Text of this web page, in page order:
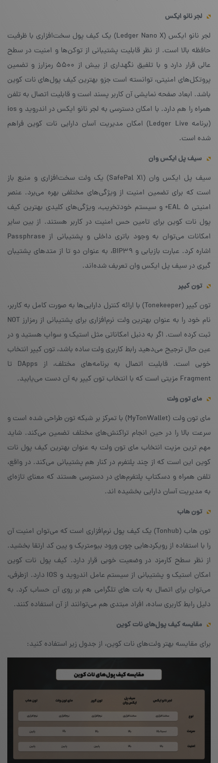
لجر نانو ایکس
لجر نانو ایکس (Ledger Nano X) یک کیف پول سخت‌افزاری با ظرفیت
حافظه بالا است. از نظر قابلیت پشتیبانی از توکن‌ها و امنیت در سطح
عالی قرار دارد و با تلفیق نگهداری از بیش از ۵۵۰۰ رمزارز و تضمین
پروتکل‌های امنیتی، توانسته است جزو بهترین کیف پول‌های نات کوین
باشد. ابعاد صفحه نمایشی آن کاربر پسند است و قابلیت اتصال به تلفن
همراه را هم دارد. با امکان دسترسی به لجر نانو ایکس در اندروید و ios
(برنامه Ledger Live) امکان مدیریت آسان دارایی نات کوین فراهم
شده است.
سیف پل ایکس وان
سیف پل ایکس وان (SafePal X1) یک ولت سخت‌افزاری و منبع باز
است که برای تضمین امنیت از ویژگی‌های مختلفی بهره می‌برد. عنصر
امنیتی ۵ EAL+ و سیستم خودتخریب، ویژگی‌های کلیدی بهترین کیف
پول نات کوین برای تامین حس امنیت در کاربر هستند. از بین سایر
امکانات می‌توان به وجود باتری داخلی و پشتیبانی از Passphrase
اشاره کرد. عبارت بازیابی و BIP39، به عنوان دو تا از متدهای پشتیبان
گیری در سیف پل ایکس وان تعریف شده‌اند.
تون کیپر
تون کیپر (Tonekeeper) با ارائه کنترل دارایی‌ها به صورت کامل به کاربر،
نام خود را به عنوان بهترین ولت نرم‌افزاری برای پشتیبانی از رمزارز NOT
ثبت کرده است. اگر به دنبل امکاناتی مثل استیک و سواپ هستید و در
عین حال ترجیح می‌دهید رابط کاربری ولت ساده باشد، تون کیپر انتخاب
خوبی است. قابلیت اتصال به برنامه‌های مختلف، از DApps تا
Fragment مزیتی است که با انتخاب تون کیپر به آن دست می‌یابید.
مای تون ولت
مای تون ولت (MyTonWallet) با تمرکز بر شبکه تون طراحی شده است و
سرعت بالا را در حین انجام تراکنش‌های مختلف تضمین می‌کند. شاید
مهم ترین مزیت انتخاب مای تون ولت به عنوان بهترین کیف پول نات
کوین این است که از چند پلتفرم در کنار هم پشتیبانی می‌کند. در واقع،
تلفن همراه و دسکتاپ پلتفرم‌های در دسترسی هستند که معنای تازه‌ای
به مدیریت آسان دارایی بخشیده اند.
تون هاب
تون هاب (Tonhub) یک کیف پول نرم‌افزاری است که می‌توان امنیت آن
را با استفاده از رویکردهایی چون ورود بیومتریک و پین کد ارتقا بخشید.
از نظر سطح کارمزد در وضعیت خوبی قرار دارد. کیف پول نات کوین
امکان استیک و پشتیبانی از سیستم عامل اندروید و IOS دارد. از‌طرفی،
می‌توان برای اتصال به بات های تلگرامی هم بر روی آن حساب کرد. به
دلیل رابط کاربری ساده، افراد مبتدی هم می‌توانند از آن استفاده کنند.
مقایسه کیف پول‌های نات کوین
برای مقایسه بهتر ولت‌های نات کوین، از جدول زیر استفاده کنید: